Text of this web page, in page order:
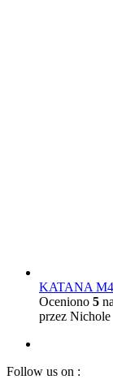
KATANA
Oceniono 5
przez Nichole
Follow us on :